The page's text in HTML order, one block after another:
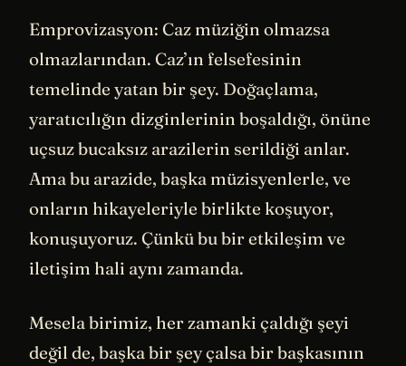
Emprovizasyon: Caz müziğin olmazsa
olmazlarından. Caz’ın felsefesinin
temelinde yatan bir şey. Doğaçlama,
yaratıcılığın dizginlerinin boşaldığı, önüne
uçsuz bucaksız arazilerin serildiği anlar.
Ama bu arazide, başka müzisyenlerle, ve
onların hikayeleriyle birlikte koşuyor,
konuşuyoruz. Çünkü bu bir etkileşim ve
iletişim hali aynı zamanda.
Mesela birimiz, her zamanki çaldığı şeyi
değil de, başka bir şey çalsa bir başkasının